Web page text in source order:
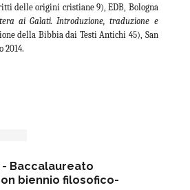
delle origini cristiane 9), EDB, Bologna
ai Galati. Introduzione, traduzione e
della Bibbia dai Testi Antichi 45), San
2014.
- Baccalaureato
biennio filosofico-